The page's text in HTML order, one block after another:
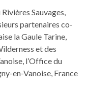
Sauvages,
partenaires co-
la Gaule Tarine,
et des
l’Office du
en-Vanoise, France